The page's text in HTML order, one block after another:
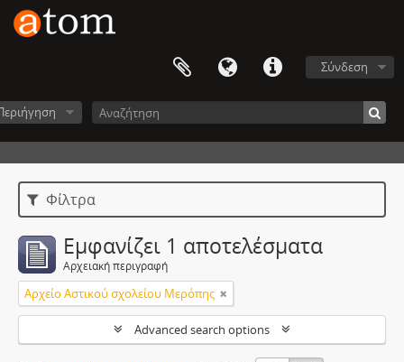
Σύνδεση
Φίλτρα
Εμφανίζει 1 αποτελέσματα
Αρχειακή περιγραφή
Αρχείο Αστικού σχολείου Μερόπης
Advanced search options